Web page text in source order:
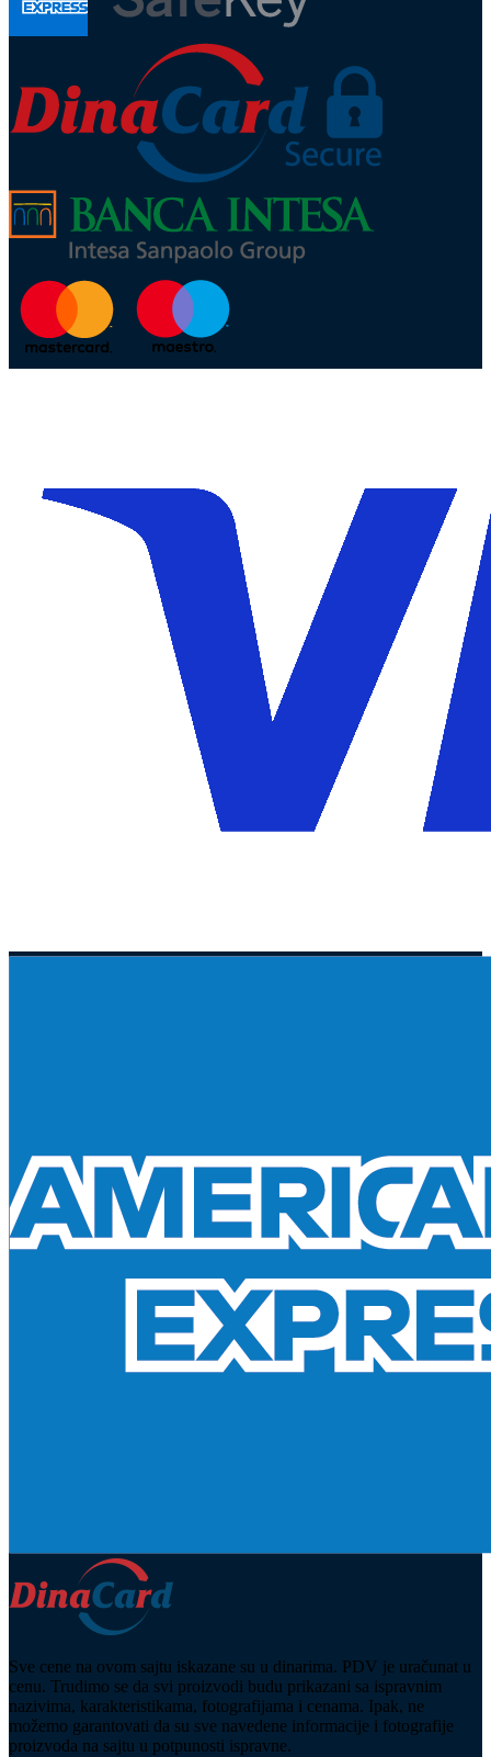
Sve cene na ovom sajtu iskazane su u dinarima. PDV je uračunat u
cenu. Trudimo se da svi proizvodi budu prikazani sa ispravnim
nazivima, karakteristikama, fotografijama i cenama. Ipak, ne
možemo garantovati da su sve navedene informacije i fotografije
proizvoda na sajtu u potpunosti ispravne.